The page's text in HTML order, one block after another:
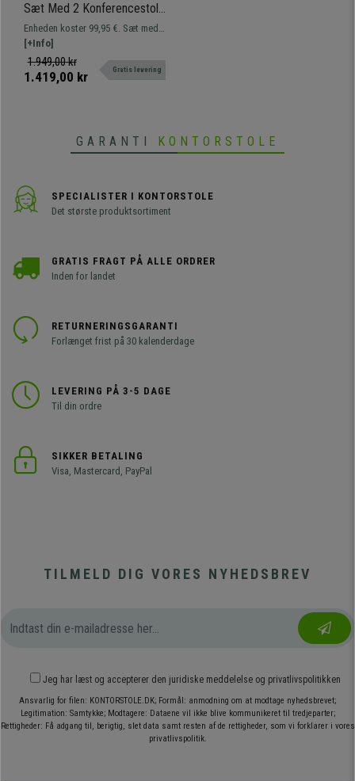
Sæt Med 2 Konferencestole
ZEUS, Metalstruktur,
Eksklusivt Design, Brunt
Læderbetræk
Enheden koster 99,95 €. Sæt med 2
designer konferencestole ZEUS.
Un modelo con diseño exclusivo.
Bredt sæde og ryglæn betrukket
[+Info]
1.949,00 kr
1.419,00 kr Gratis levering
GARANTI KONTORSTOLE
SPECIALISTER I KONTORSTOLE
Det største produktsortiment
GRATIS FRAGT PÅ ALLE ORDRER
Inden for landet
RETURNERINGSGARANTI
Forlænget frist på 30 kalenderdage
LEVERING PÅ 3-5 DAGE
Til din ordre
SIKKER BETALING
Visa, Mastercard, PayPal
TILMELD DIG VORES NYHEDSBREV
Jeg har læst og accepterer den juridiske meddelelse og privatlivspolitikken
Ansvarlig for filen: KONTORSTOLE.DK; Formål: anmodning om at modtage nyhedsbrevet;
Legitimation: Samtykke; Modtagere: Dataene vil ikke blive kommunikeret til tredjeparter;
Rettigheder: Få adgang til, berigtig, slet data samt resten af de rettigheder, som vi forklarer i vores
privatlivspolitik.